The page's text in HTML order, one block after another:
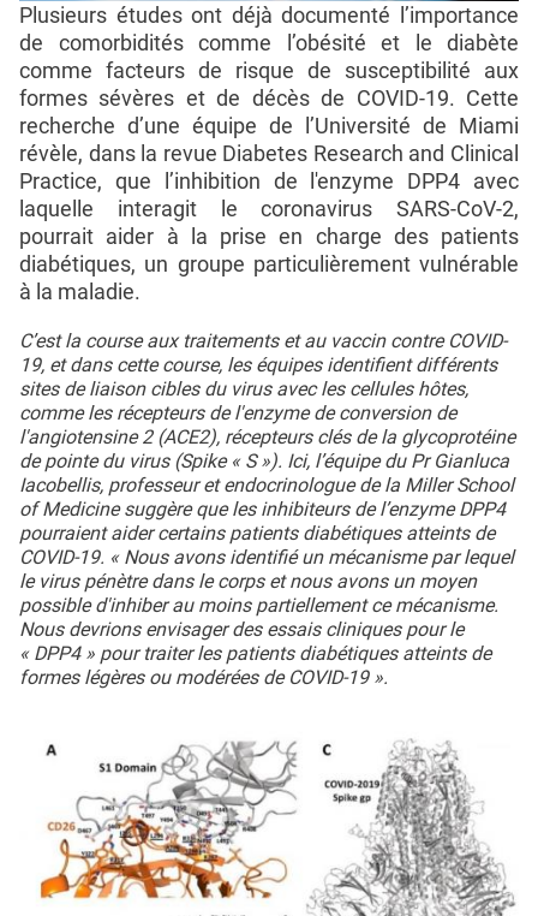
Plusieurs études ont déjà documenté l’importance
de comorbidités comme l’obésité et le diabète
comme facteurs de risque de susceptibilité aux
formes sévères et de décès de COVID-19. Cette
recherche d’une équipe de l’Université de Miami
révèle, dans la revue Diabetes Research and Clinical
Practice, que l’inhibition de l'enzyme DPP4 avec
laquelle interagit le coronavirus SARS-CoV-2,
pourrait aider à la prise en charge des patients
diabétiques, un groupe particulièrement vulnérable
à la maladie.
C’est la course aux traitements et au vaccin contre COVID-
19, et dans cette course, les équipes identifient différents
sites de liaison cibles du virus avec les cellules hôtes,
comme les récepteurs de l'enzyme de conversion de
l'angiotensine 2 (ACE2), récepteurs clés de la glycoprotéine
de pointe du virus (Spike « S »). Ici, l’équipe du Pr Gianluca
Iacobellis, professeur et endocrinologue de la Miller School
of Medicine suggère que les inhibiteurs de l’enzyme DPP4
pourraient aider certains patients diabétiques atteints de
COVID-19. « Nous avons identifié un mécanisme par lequel
le virus pénètre dans le corps et nous avons un moyen
possible d'inhiber au moins partiellement ce mécanisme.
Nous devrions envisager des essais cliniques pour le
« DPP4 » pour traiter les patients diabétiques atteints de
formes légères ou modérées de COVID-19 ».